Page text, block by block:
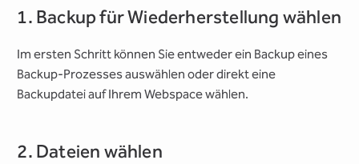
1. Backup für Wiederherstellung wählen
Im ersten Schritt können Sie entweder ein Backup eines
Backup-Prozesses auswählen oder direkt eine
Backupdatei auf Ihrem Webspace wählen.
2. Dateien wählen